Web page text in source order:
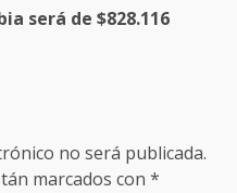
será de $828.116
no será publicada.
marcados con *